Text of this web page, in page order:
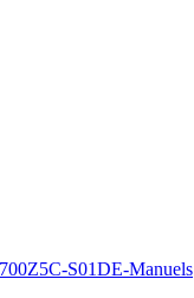
S01DE-Manuels